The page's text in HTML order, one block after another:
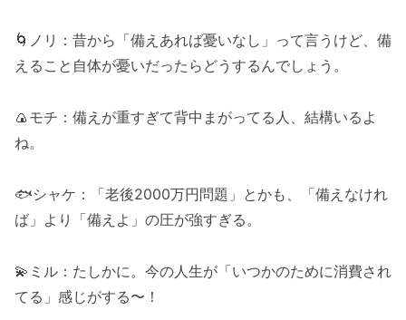
🌀ノリ：昔から「備えあれば憂いなし」って言うけど、備
えること自体が憂いだったらどうするんでしょう。
🍙モチ：備えが重すぎて背中まがってる人、結構いるよ
ね。
🐟シャケ：「老後2000万円問題」とかも、「備えなけれ
ば」より「備えよ」の圧が強すぎる。
💫ミル：たしかに。今の人生が「いつかのために消費され
てる」感じがする〜！